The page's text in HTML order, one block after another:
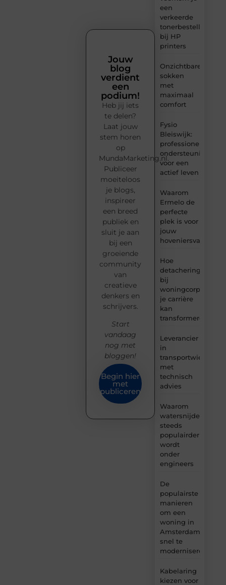
een
verkeerde
tonerbestelling
bij HP
printers
Onzichtbare
sokken
met
maximaal
comfort
Fysio
Bleiswijk:
professionele
ondersteuning
voor een
actief leven
Waarom
Ermelo de
perfecte
plek is voor
jouw
Hoe
detachering
bij
woningcorporaties
je carrière
kan
transformeren
Leverancier
in
transportwielen
met
technisch
advies
Waarom
watersnijden
steeds
populairder
wordt
onder
engineers
De
populairste
manieren
om een
woning in
Amsterdam
snel te
moderniseren
Kabelaring
kiezen voor
Jouw
blog
verdient
een
podium!
Heb jij iets
te delen?
Laat jouw
stem horen
op
MundaMarketing.nl.
Publiceer
moeiteloos
je blogs,
inspireer
een breed
publiek en
sluit je aan
bij een
groeiende
community
van
creatieve
denkers en
schrijvers.
Start
vandaag
nog met
bloggen!
Begin hier
met
publiceren